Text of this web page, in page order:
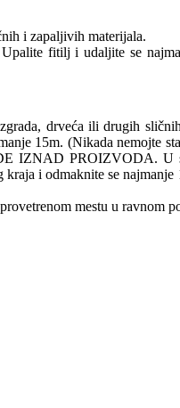
i zapaljivih materijala.
fitilj i udaljite se
drveća ili drugih
15m. (Nikada nemojte
IZNAD PROIZVODA. U
i odmaknite se
mestu u ravnom